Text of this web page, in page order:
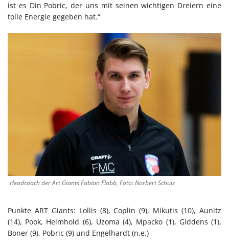
ist es Din Pobric, der uns mit seinen wichtigen Dreiern eine
tolle Energie gegeben hat.“
Headcoach der Art Giants Fabian Flabb, Foto: Norbert Schulz
Punkte ART Giants: Lollis (8), Coplin (9), Mikutis (10), Aunitz
(14), Pook, Helmhold (6), Uzoma (4), Mpacko (1), Giddens (1),
Boner (9), Pobric (9) und Engelhardt (n.e.)